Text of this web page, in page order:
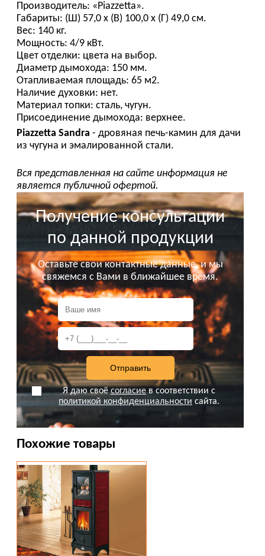
Производитель: «Piazzetta».
Габариты: (Ш) 57,0 х (В) 100,0 х (Г) 49,0 см.
Вес: 140 кг.
Мощность: 4/9 кВт.
Цвет отделки: цвета на выбор.
Диаметр дымохода: 150 мм.
Отапливаемая площадь: 65 м2.
Наличие духовки: нет.
Материал топки: сталь, чугун.
Присоединение дымохода: верхнее.
Piazzetta Sandra - дровяная печь-камин для дачи
из чугуна и эмалированной стали.
Вся представленная на сайте информация не
является публичной офертой.
Получение консультации
по данной продукции
Оставьте свои контактные данные, и мы
свяжемся с Вами в ближайшее время.
Я даю своёсогласиев соответствии с
политикой конфиденциальности сайта.
Похожие товары